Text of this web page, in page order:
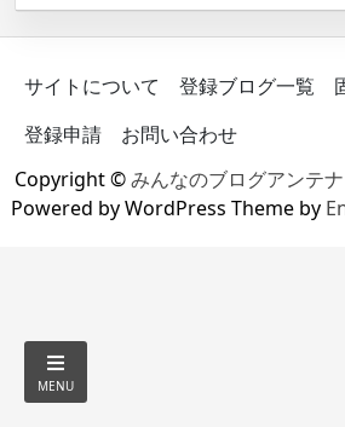
サイトについて 登録ブログ一覧
登録申請
お問い合わせ
Copyright ©みんなのブログアンテナ
Powered by WordPress Theme by
MENU